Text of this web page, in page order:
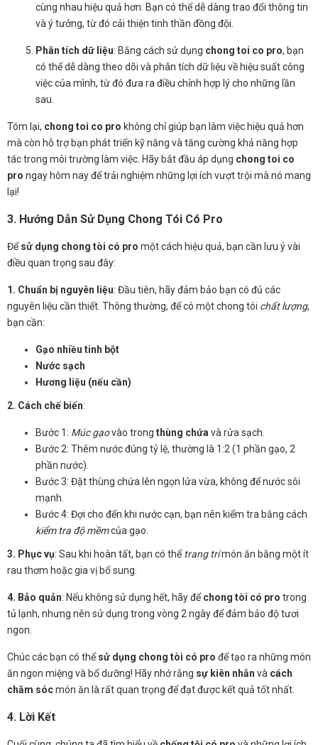
cùng nhau hiệu quả hơn. Bạn có thể dễ dàng trao đổi thông tin
và ý tưởng, từ đó cải thiện tinh thần đồng đội.
Phân tích dữ liệu: Bằng cách sử dụng chong toi co pro, bạn
có thể dễ dàng theo dõi và phân tích dữ liệu về hiệu suất công
việc của mình, từ đó đưa ra điều chỉnh hợp lý cho những lần
sau.
Tóm lại, chong toi co pro không chỉ giúp bạn làm việc hiệu quả hơn
mà còn hỗ trợ bạn phát triển kỹ năng và tăng cường khả năng hợp
tác trong môi trường làm việc. Hãy bắt đầu áp dụng chong toi co
pro ngay hôm nay để trải nghiệm những lợi ích vượt trội mà nó mang
lại!
3. Hướng Dẫn Sử Dụng Chong Tói Có Pro
Đểsử dụng chong tòi có pro một cách hiệu quả, bạn cần lưu ý vài
điều quan trọng sau đây:
1. Chuẩn bị nguyên liệu: Đầu tiên, hãy đảm bảo bạn có đủ các
nguyên liệu cần thiết. Thông thường, để có một chong tói chất lượng,
bạn cần:
Gạo nhiều tinh bột
Nước sạch
Hương liệu (nếu cần)
2. Cách chế biến:
Bước 1: Múc gạovào trong thùng chứa và rửa sạch.
Bước 2: Thêm nước đúng tỷ lệ, thường là 1:2 (1 phần gạo, 2
phần nước).
Bước 3: Đặt thùng chứa lên ngọn lửa vừa, không để nước sôi
mạnh.
Bước 4: Đợi cho đến khi nước cạn, bạn nên kiểm tra bằng cách
kiểm tra độ mềmcủa gạo.
3. Phục vụ: Sau khi hoàn tất, bạn có thểtrang trímón ăn bằng một ít
rau thơm hoặc gia vị bổ sung.
4. Bảo quản: Nếu không sử dụng hết, hãy đểchong tòi có pro trong
tủ lạnh, nhưng nên sử dụng trong vòng 2 ngày để đảm bảo độ tươi
ngon.
Chúc các bạn có thểsử dụng chong tòi có pro để tạo ra những món
ăn ngon miệng và bổ dưỡng! Hãy nhớ rằng sự kiên nhẫn và cách
chăm sócmón ăn là rất quan trọng để đạt được kết quả tốt nhất.
4. Lời Kết